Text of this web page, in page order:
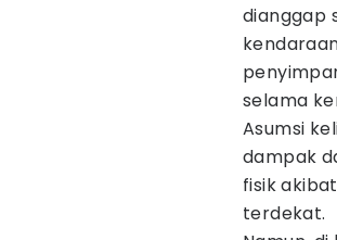
dianggap
selama
Asumsi
dampak
fisik
terdekat.